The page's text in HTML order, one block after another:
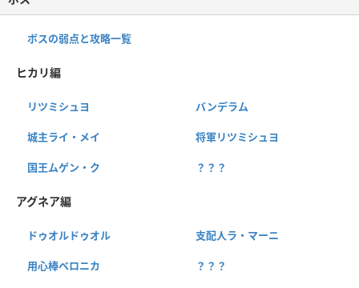
ボスの弱点と攻略一覧
ヒカリ編
リツミシュヨ バンデラム
城主ライ・メイ 将軍リツミシュヨ
国王ムゲン・ク ？？？
アグネア編
ドゥオルドゥオル 支配人ラ・マーニ
用心棒ベロニカ ？？？